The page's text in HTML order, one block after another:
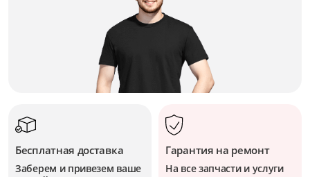
Бесплатная доставка
Заберем и привезем ваше
Гарантия на ремонт
На все запчасти и услуги